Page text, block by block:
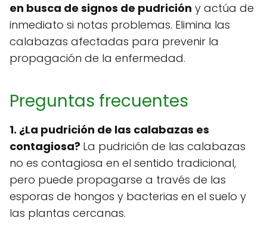
en busca de signos de pudrición y actúa de
inmediato si notas problemas. Elimina las
calabazas afectadas para prevenir la
propagación de la enfermedad.
Preguntas frecuentes
1. ¿La pudrición de las calabazas es
contagiosa? La pudrición de las calabazas
no es contagiosa en el sentido tradicional,
pero puede propagarse a través de las
esporas de hongos y bacterias en el suelo y
las plantas cercanas.